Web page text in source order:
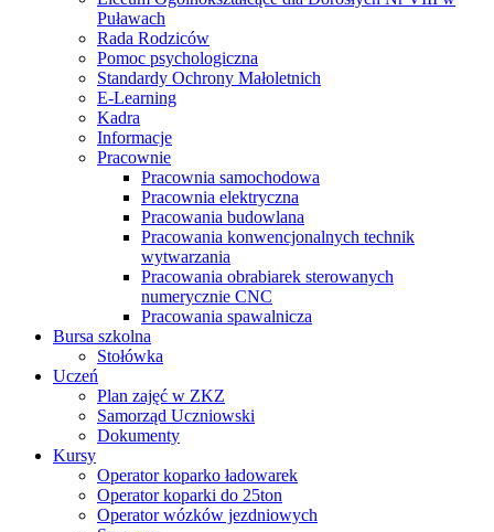
Puławach
Rada Rodziców
Pomoc psychologiczna
Standardy Ochrony Małoletnich
E-Learning
Kadra
Informacje
Pracownie
Pracownia samochodowa
Pracownia elektryczna
Pracowania budowlana
Pracowania konwencjonalnych technik
wytwarzania
Pracowania obrabiarek sterowanych
numerycznie CNC
Pracowania spawalnicza
Bursa szkolna
Stołówka
Uczeń
Plan zajęć w ZKZ
Samorząd Uczniowski
Dokumenty
Kursy
Operator koparko ładowarek
Operator koparki do 25ton
Operator wózków jezdniowych